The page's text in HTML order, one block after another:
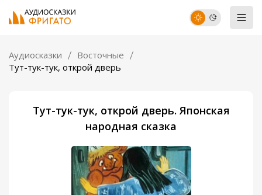
Аудиосказки
Восточные
Тут-тук-тук, открой дверь
Тут-тук-тук, открой дверь. Японская
народная сказка